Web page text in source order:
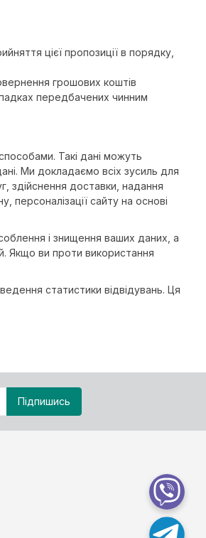
цієї пропозиції в порядку,
грошових коштів
передбачених чинним
Такі дані можуть
Ми докладаємо всіх зусиль для
здійснення доставки, надання
персоналізації сайту на основі
і знищення ваших даних, а
Якщо ви проти використання
статистики відвідувань. Ця